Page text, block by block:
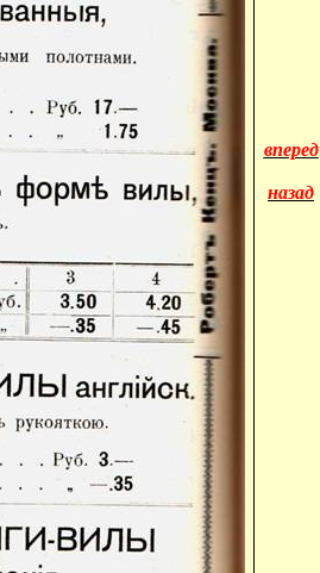
вперед
назад